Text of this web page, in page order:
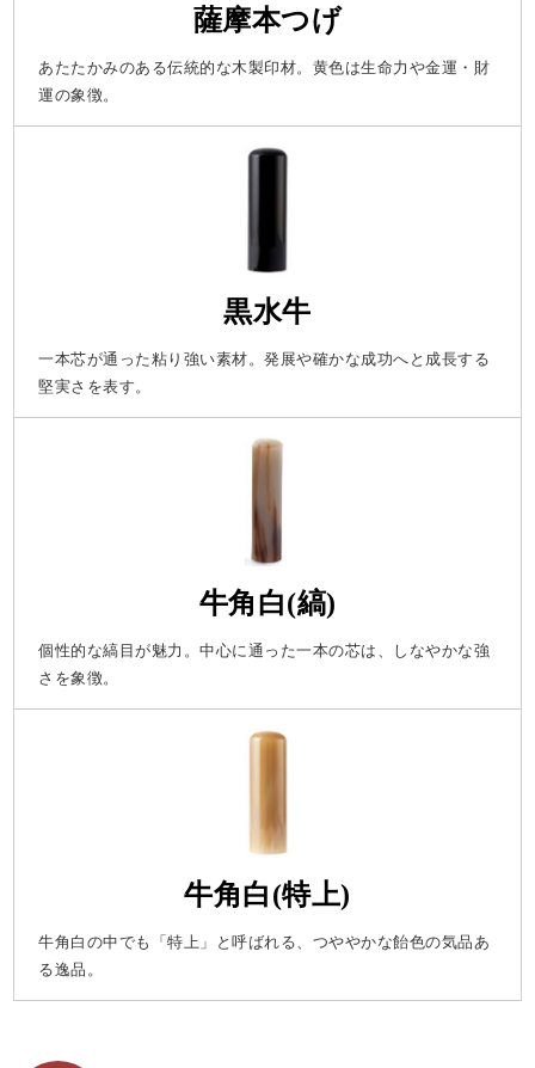
薩摩本つげ
あたたかみのある伝統的な木製印材。黄色は生命力や金運・財
運の象徴。
黒水牛
一本芯が通った粘り強い素材。発展や確かな成功へと成長する
堅実さを表す。
牛角白(縞)
個性的な縞目が魅力。中心に通った一本の芯は、しなやかな強
さを象徴。
牛角白(特上)
牛角白の中でも「特上」と呼ばれる、つややかな飴色の気品あ
る逸品。